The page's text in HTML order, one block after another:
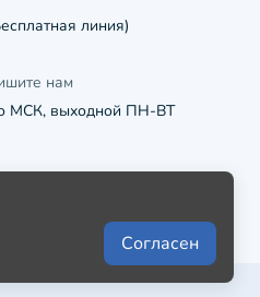
линия)
нам
МСК, выходной ПН-ВТ
Согласен